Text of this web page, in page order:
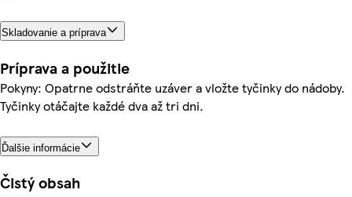
Skladovanie a príprava
Príprava a použitie
Pokyny: Opatrne odstráňte uzáver a vložte tyčinky do nádoby.
Tyčinky otáčajte každé dva až tri dni.
Ďalšie informácie
Čistý obsah